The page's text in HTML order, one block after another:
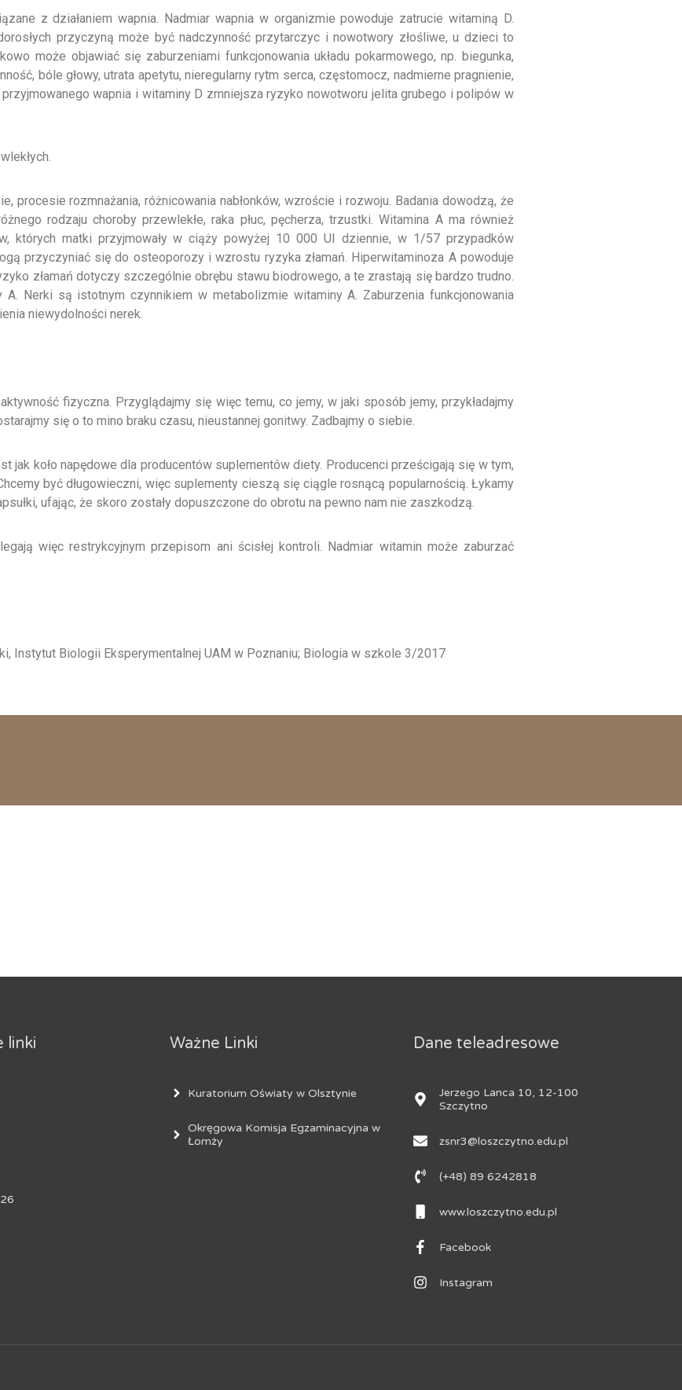
z działaniem wapnia. Nadmiar wapnia w organizmie powoduje zatrucie witaminą D.
przyczyną może być nadczynność przytarczyc i nowotwory złośliwe, u dzieci to
może objawiać się zaburzeniami funkcjonowania układu pokarmowego, np. biegunka,
bóle głowy, utrata apetytu, nieregularny rytm serca, częstomocz, nadmierne pragnienie,
wapnia i witaminy D zmniejsza ryzyko nowotworu jelita grubego i polipów w
procesie rozmnażania, różnicowania nabłonków, wzroście i rozwoju. Badania dowodzą, że
rodzaju choroby przewlekłe, raka płuc, pęcherza, trzustki. Witamina A ma również
których matki przyjmowały w ciąży powyżej 10 000 UI dziennie, w 1/57 przypadków
przyczyniać się do osteoporozy i wzrostu ryzyka złamań. Hiperwitaminoza A powoduje
złamań dotyczy szczególnie obrębu stawu biodrowego, a te zrastają się bardzo trudno.
Nerki są istotnym czynnikiem w metabolizmie witaminy A. Zaburzenia funkcjonowania
niewydolności nerek.
fizyczna. Przyglądajmy się więc temu, co jemy, w jaki sposób jemy, przykładajmy
się o to mino braku czasu, nieustannej gonitwy. Zadbajmy o siebie.
jak koło napędowe dla producentów suplementów diety. Producenci prześcigają się w tym,
być długowieczni, więc suplementy cieszą się ciągle rosnącą popularnością. Łykamy
ufając, że skoro zostały dopuszczone do obrotu na pewno nam nie zaszkodzą.
więc restrykcyjnym przepisom ani ścisłej kontroli. Nadmiar witamin może zaburzać
Instytut Biologii Eksperymentalnej UAM w Poznaniu; Biologia w szkole 3/2017
linki Ważne Linki
Kuratorium Oświaty w Olsztynie
Okręgowa Komisja Egzaminacyjna w
Łomży
Dane teleadresowe
Jerzego Lanca 10, 12-100
Szczytno
zsnr3@loszczytno.edu.pl
(+48) 89 6242818
www.loszczytno.edu.pl
Facebook
Instagram